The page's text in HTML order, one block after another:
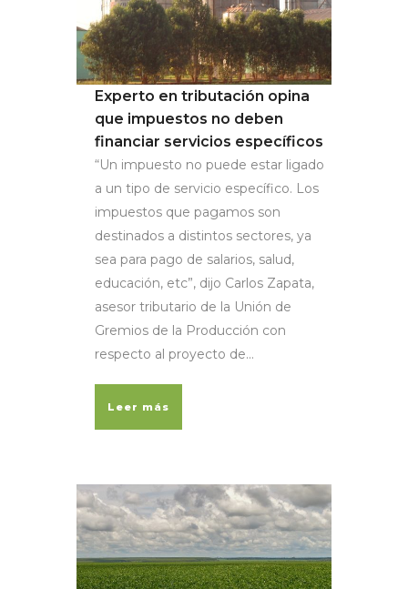
Experto en tributación opina
que impuestos no deben
financiar servicios específicos
“Un impuesto no puede estar ligado
a un tipo de servicio específico. Los
impuestos que pagamos son
destinados a distintos sectores, ya
sea para pago de salarios, salud,
educación, etc”, dijo Carlos Zapata,
asesor tributario de la Unión de
Gremios de la Producción con
respecto al proyecto de...
Leer más